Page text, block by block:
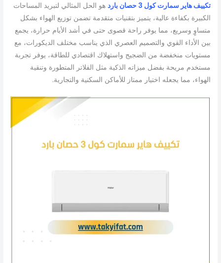
تكييف هاير سمارت كول 3 حصان بارد
هو الحل المثالي لتبريد المساحات
الكبيرة بكفاءة عالية، يتميز بتقنيات متقدمة تضمن توزيع الهواء بشكل
متساوٍ وسريع، مما يوفر راحة قصوى حتى في أشد الأيام حرارة، يجمع
بين الأداء القوي والتصميم العصري الذي يناسب مختلف الديكورات، مع
مستويات منخفضة من الضجيج واستهلاك اقتصادي للطاقة، يوفر تجربة
مستخدم مريحة بفضل ميزاته الذكية مثل الفلاتر المتطورة وتنقية
الهواء، مما يجعله اختيار ممتاز للأماكن السكنية والتجارية.